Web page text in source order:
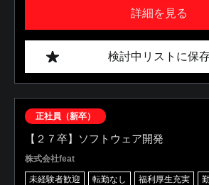
詳細を見る
検討中リストに保
正社員（新卒）
【２７卒】ソフトウェア開発
株式会社feat
未経験者歓迎 転勤なし 福利厚生充実